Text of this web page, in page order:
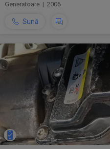
Generatoare | 2006
Sună